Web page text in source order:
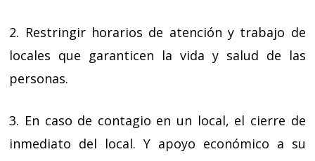
2. Restringir horarios de atención y trabajo de
locales que garanticen la vida y salud de las
personas.
3. En caso de contagio en un local, el cierre de
inmediato del local. Y apoyo económico a su